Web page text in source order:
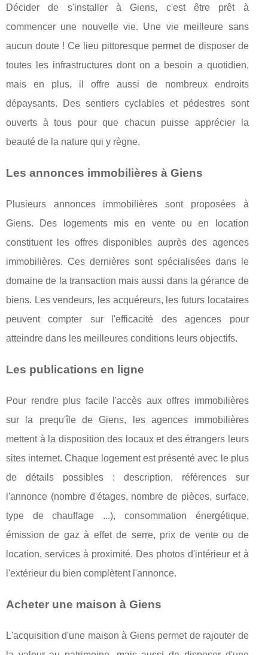
Décider de s'installer à Giens, c'est être prêt à
commencer une nouvelle vie. Une vie meilleure sans
aucun doute ! Ce lieu pittoresque permet de disposer de
toutes les infrastructures dont on a besoin a quotidien,
mais en plus, il offre aussi de nombreux endroits
dépaysants. Des sentiers cyclables et pédestres sont
ouverts à tous pour que chacun puisse apprécier la
beauté de la nature qui y règne.
Les annonces immobilières à Giens
Plusieurs annonces immobilières sont proposées à
Giens. Des logements mis en vente ou en location
constituent les offres disponibles auprès des agences
immobilières. Ces dernières sont spécialisées dans le
domaine de la transaction mais aussi dans la gérance de
biens. Les vendeurs, les acquéreurs, les futurs locataires
peuvent compter sur l'efficacité des agences pour
atteindre dans les meilleures conditions leurs objectifs.
Les publications en ligne
Pour rendre plus facile l'accès aux offres immobilières
sur la prequ'île de Giens, les agences immobilières
mettent à la disposition des locaux et des étrangers leurs
sites internet. Chaque logement est présenté avec le plus
de détails possibles : description, références sur
l'annonce (nombre d'étages, nombre de pièces, surface,
type de chauffage ...), consommation énergétique,
émission de gaz à effet de serre, prix de vente ou de
location, services à proximité. Des photos d'intérieur et à
l'extérieur du bien complètent l'annonce.
Acheter une maison à Giens
L'acquisition d'une maison à Giens permet de rajouter de